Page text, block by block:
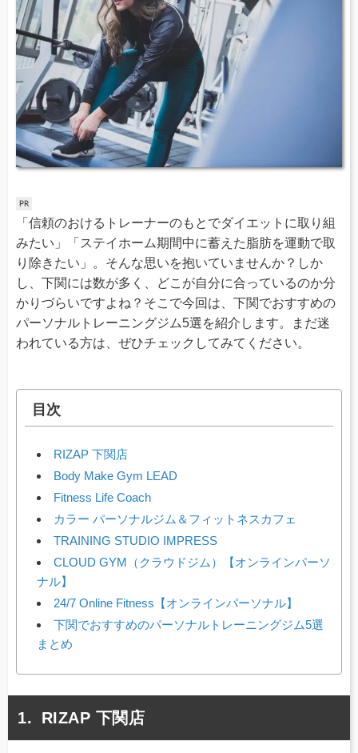
「信頼のおけるトレーナーのもとでダイエットに取り組
みたい」「ステイホーム期間中に蓄えた脂肪を運動で取
り除きたい」。そんな思いを抱いていませんか？しか
し、下関には数が多く、どこが自分に合っているのか分
かりづらいですよね？そこで今回は、下関でおすすめの
パーソナルトレーニングジム5選を紹介します。まだ迷
われている方は、ぜひチェックしてみてください。
目次
RIZAP 下関店
Body Make Gym LEAD
Fitness Life Coach
カラー パーソナルジム＆フィットネスカフェ
TRAINING STUDIO IMPRESS
CLOUD GYM（クラウドジム）【オンラインパーソ
ナル】
24/7 Online Fitness【オンラインパーソナル】
下関でおすすめのパーソナルトレーニングジム5選
まとめ
RIZAP 下関店